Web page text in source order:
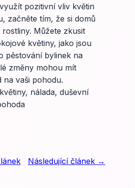
pozitivní vliv květin
začněte tím, že si domů
Můžete zkusit
květiny, jako jsou
pěstování bylinek na
změny mohou mít
na vaši pohodu.
nálada, duševní
Následující článek →